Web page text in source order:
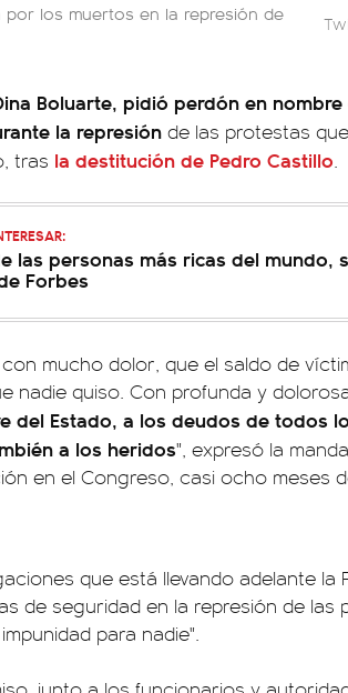
por los muertos en la represión de
Boluarte, pidió perdón en
la represión de las protestas
tras la destitución de Pedro Castillo.
las personas más ricas del mundo,
Forbes
mucho dolor, que el saldo de
nadie quiso. Con profunda y
del Estado, a los deudos de todos
a los heridos", expresó la
en el Congreso, casi ocho meses
que está llevando adelante la
de seguridad en la represión de las
para nadie".